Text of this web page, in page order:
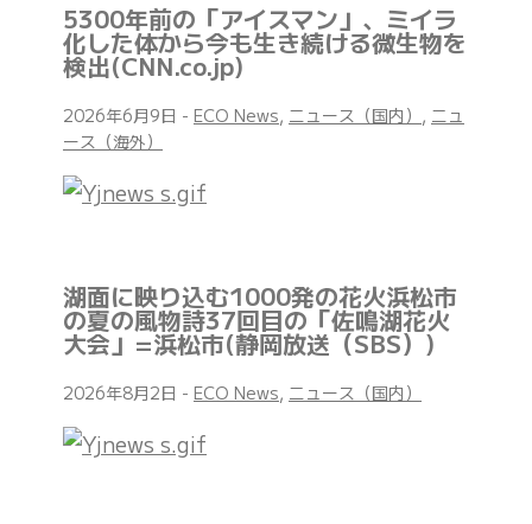
5300年前の「アイスマン」、ミイラ
化した体から今も生き続ける微生物を
検出(CNN.co.jp)
2026年6月9日 - ECO News, ニュース（国内） , ニュ
ース（海外）
湖面に映り込む1000発の花火浜松市
の夏の風物詩37回目の「佐鳴湖花火
大会」=浜松市(静岡放送（SBS）)
2026年8月2日 - ECO News, ニュース（国内）